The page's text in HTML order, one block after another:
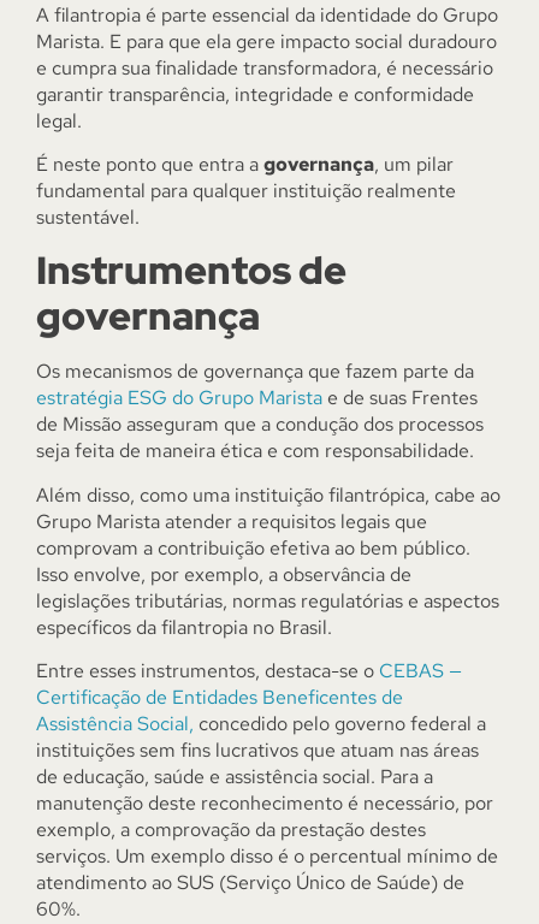
A filantropia é parte essencial da identidade do Grupo
Marista. E para que ela gere impacto social duradouro
e cumpra sua finalidade transformadora, é necessário
garantir transparência, integridade e conformidade
legal.
É neste ponto que entra agovernança, um pilar
fundamental para qualquer instituição realmente
sustentável.
Instrumentos de
governança
Os mecanismos de governança que fazem parte da
estratégia ESG do Grupo Marista e de suas Frentes
de Missão asseguram que a condução dos processos
seja feita de maneira ética e com responsabilidade.
Além disso, como uma instituição filantrópica, cabe ao
Grupo Marista atender a requisitos legais que
comprovam a contribuição efetiva ao bem público.
Isso envolve, por exemplo, a observância de
legislações tributárias, normas regulatórias e aspectos
específicos da filantropia no Brasil.
Entre esses instrumentos, destaca-se o CEBAS —
Certificação de Entidades Beneficentes de
Assistência Social, concedido pelo governo federal a
instituições sem fins lucrativos que atuam nas áreas
de educação, saúde e assistência social. Para a
manutenção deste reconhecimento é necessário, por
exemplo, a comprovação da prestação destes
serviços. Um exemplo disso é o percentual mínimo de
atendimento ao SUS (Serviço Único de Saúde) de
60%.